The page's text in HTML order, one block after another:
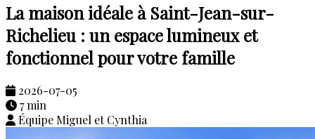
La maison idéale à Saint-Jean-sur-
Richelieu : un espace lumineux et
fonctionnel pour votre famille
2026-07-05
7 min
Équipe Miguel et Cynthia